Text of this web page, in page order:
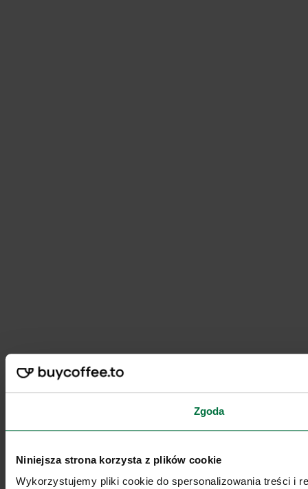
Zgoda
Niniejsza strona korzysta z plików cookie
Wykorzystujemy pliki cookie do spersonalizowania treści i